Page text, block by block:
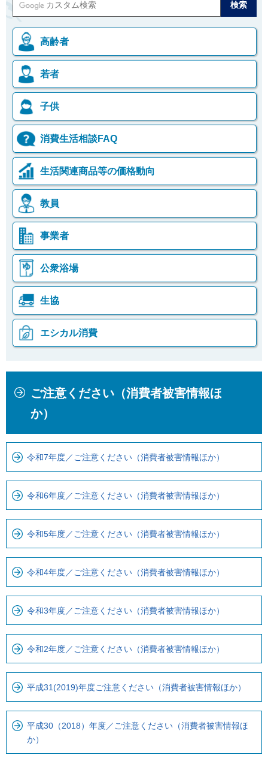
高齢者
若者
子供
消費生活相談FAQ
生活関連商品等の価格動向
教員
事業者
公衆浴場
生協
エシカル消費
ま
で
で
ロ
ー
カ
ビ
で
す
ご注意ください（消費者被害情報ほ
か）
令和7年度／ご注意ください（消費者被害情報ほか）
令和6年度／ご注意ください（消費者被害情報ほか）
令和5年度／ご注意ください（消費者被害情報ほか）
令和4年度／ご注意ください（消費者被害情報ほか）
令和3年度／ご注意ください（消費者被害情報ほか）
令和2年度／ご注意ください（消費者被害情報ほか）
平成31(2019)年度ご注意ください（消費者被害情報ほか）
平成30（2018）年度／ご注意ください（消費者被害情報ほ
か）